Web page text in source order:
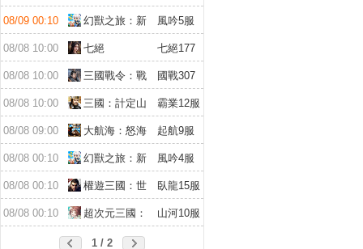
08/09 00:10
幻獸之旅：新
紀元
風吟5服
08/08 10:00 七絕
七絕177
08/08 10:00
三國戰令：戰
略版
國戰307
08/08 10:00
三國：計定山
河
霸業12服
08/08 09:00
大航海：怒海
遠征
起航9服
08/08 00:10
幻獸之旅：新
紀元
風吟4服
08/08 00:10
權遊三國：世
界版
臥龍15服
08/08 00:10
超次元三國：
山河10服
1 / 2